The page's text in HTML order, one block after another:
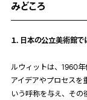
みどころ
１. 日本の公立美術館で
ルウィットは、 1960年
アイデアやプロセスを
いう呼称を与え、その